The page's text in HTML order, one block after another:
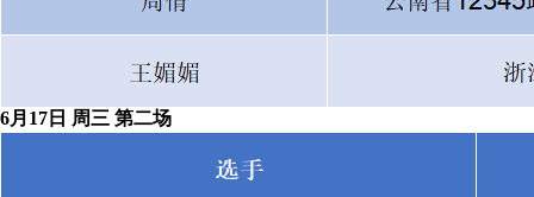
6月17日 周三 第二场